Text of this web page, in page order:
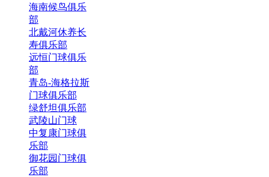
海南候鸟俱乐
部
北戴河休养长
寿俱乐部
远恒门球俱乐
部
青岛-海格拉斯
门球俱乐部
绿舒坦俱乐部
武陵山门球
中复康门球俱
乐部
御花园门球俱
乐部